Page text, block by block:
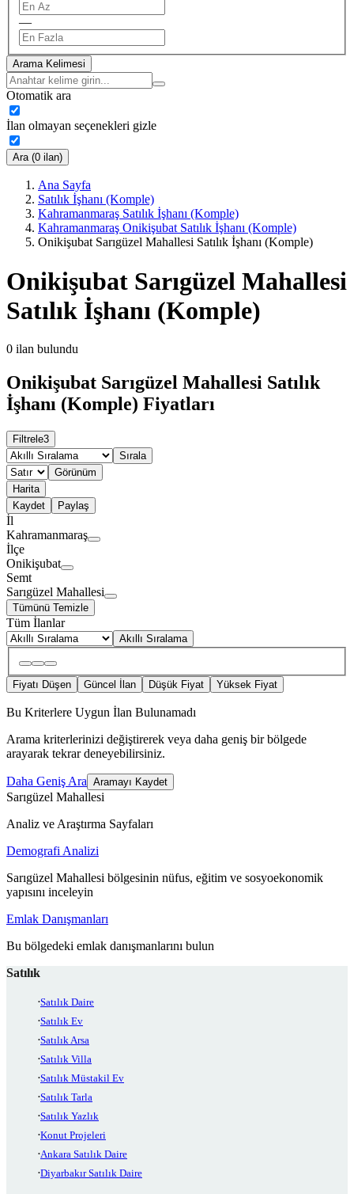
—
Arama Kelimesi
Otomatik ara
İlan olmayan seçenekleri gizle
Ara (0 ilan)
Ana Sayfa
Satılık İşhanı (Komple)
Kahramanmaraş Satılık İşhanı (Komple)
Kahramanmaraş Onikişubat Satılık İşhanı (Komple)
Onikişubat Sarıgüzel Mahallesi Satılık İşhanı (Komple)
Onikişubat Sarıgüzel Mahallesi
Satılık İşhanı (Komple)
0 ilan bulundu
Onikişubat Sarıgüzel Mahallesi Satılık
İşhanı (Komple) Fiyatları
Filtrele3
Sırala
Görünüm
Harita
Kaydet
Paylaş
İl
Kahramanmaraş
İlçe
Onikişubat
Semt
Sarıgüzel Mahallesi
Tümünü Temizle
Tüm İlanlar
Akıllı Sıralama
Fiyatı Düşen Güncel İlan Düşük Fiyat Yüksek Fiyat
Bu Kriterlere Uygun İlan Bulunamadı
Arama kriterlerinizi değiştirerek veya daha geniş bir bölgede
arayarak tekrar deneyebilirsiniz.
Daha Geniş Ara Aramayı Kaydet
Sarıgüzel Mahallesi
Analiz ve Araştırma Sayfaları
Demografi Analizi
Sarıgüzel Mahallesi bölgesinin nüfus, eğitim ve sosyoekonomik
yapısını inceleyin
Emlak Danışmanları
Bu bölgedeki emlak danışmanlarını bulun
Satılık
Satılık Daire
Satılık Ev
Satılık Arsa
Satılık Villa
Satılık Müstakil Ev
Satılık Tarla
Satılık Yazlık
Konut Projeleri
Ankara Satılık Daire
Diyarbakır Satılık Daire